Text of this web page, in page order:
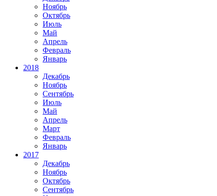
Ноябрь
Октябрь
Июль
Май
Апрель
Февраль
Январь
2018
Декабрь
Ноябрь
Сентябрь
Июль
Май
Апрель
Март
Февраль
Январь
2017
Декабрь
Ноябрь
Октябрь
Сентябрь